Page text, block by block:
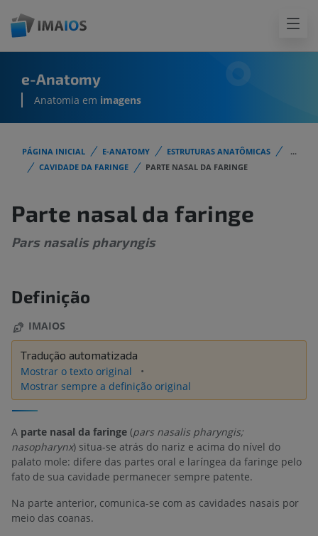
e-Anatomy
Anatomia em imagens
PÁGINA INICIAL E-ANATOMY ESTRUTURAS ANATÔMICAS
...
CAVIDADE DA FARINGE
PARTE NASAL DA FARINGE
Parte nasal da faringe
Pars nasalis pharyngis
Definição
IMAIOS
Tradução automatizada
Mostrar o texto original
Mostrar sempre a definição original
A parte nasal da faringe (pars nasalis pharyngis;
nasopharynx) situa-se atrás do nariz e acima do nível do
palato mole: difere das partes oral e laríngea da faringe pelo
fato de sua cavidade permanecer sempre patente.
Na parte anterior, comunica-se com as cavidades nasais por
meio das coanas.